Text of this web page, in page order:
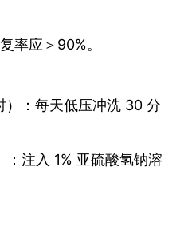
率应＞90%。
）：每天低压冲洗 30 分
注入 1% 亚硫酸氢钠溶